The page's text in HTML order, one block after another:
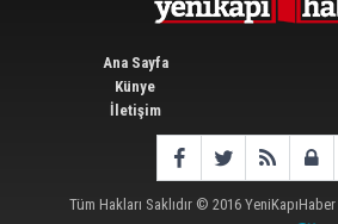
Ana Sayfa
Künye
İletişim
Tüm Hakları Saklıdır © 2016 YeniKapıHaber